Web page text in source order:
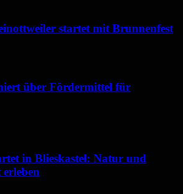
startet mit Brunnenfest
über Fördermittel für
in Blieskastel: Natur und